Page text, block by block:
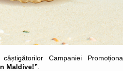
Campaniei
Maldive!”